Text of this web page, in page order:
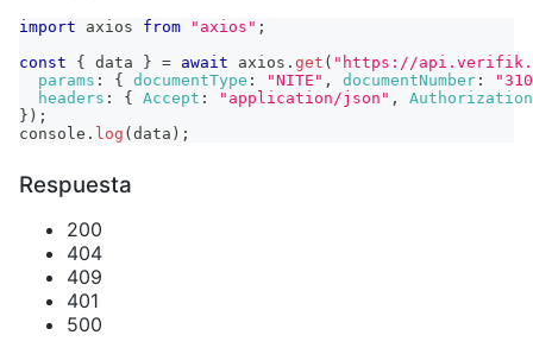
import axios from "axios" ;
const
{ data } = await axios . get ( "https://
params : { documentType : "NITE" , documentNumber :
headers : { Accept : "application/json" ,
Authorization
} ) ;
console . log ( data ) ;
Respuesta
200
404
409
401
500